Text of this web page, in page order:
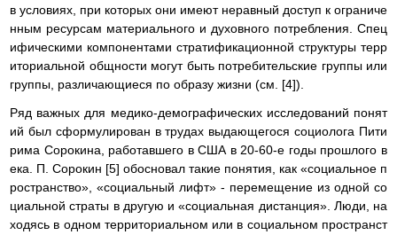
в условиях, при которых они имеют неравный доступ к ограниче
нным ресурсам материального и духовного потребления. Спец
ифическими компонентами стратификационной структуры терр
иториальной общности могут быть потребительские группы или
группы, различающиеся по образу жизни (см. [4]).
Ряд важных для медико-демографических исследований понят
ий был сформулирован в трудах выдающегося социолога Пити
рима Сорокина, работавшего в США в 20-60-е годы прошлого в
ека. П. Сорокин [5] обосновал такие понятия, как «социальное п
ространство», «социальный лифт» - перемещение из одной со
циальной страты в другую и «социальная дистанция». Люди, на
ходясь в одном территориальном или в социальном пространст